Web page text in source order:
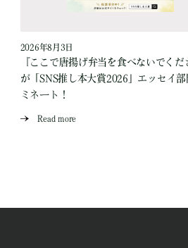
2026年8月3日
『ここで唐揚げ弁当を食べないでくだ
が「SNS推し本大賞2026」エッセイ部
ミネート！
Read more